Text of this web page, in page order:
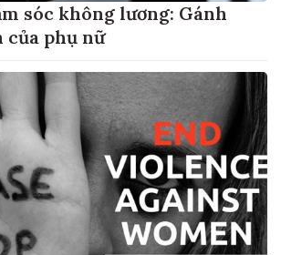
sóc không lương: Gánh
của phụ nữ